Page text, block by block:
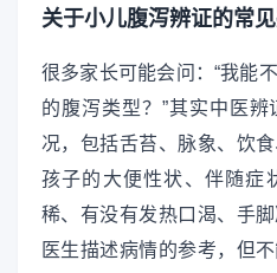
关于小儿腹泻辨证的常
很多家长可能会问：“我能
的腹泻类型？”其实中医
况，包括舌苔、脉象、饮
孩子的大便性状、伴随症
稀、有没有发热口渴、手
医生描述病情的参考，但